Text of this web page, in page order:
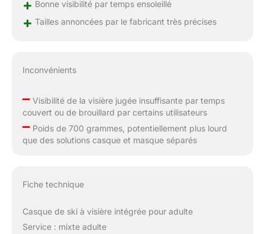
+ Bonne visibilité par temps ensoleillé
+ Tailles annoncées par le fabricant très précises
Inconvénients
–Visibilité de la visière jugée insuffisante par temps
couvert ou de brouillard par certains utilisateurs
–Poids de 700 grammes, potentiellement plus lourd
que des solutions casque et masque séparés
Fiche technique
Casque de ski à visière intégrée pour adulte
Service : mixte adulte